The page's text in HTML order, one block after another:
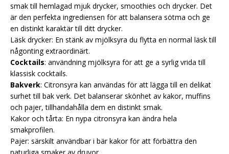
smak till hemlagad mjuk drycker, smoothies och drycker. Det
är den perfekta ingrediensen för att balansera sötma och ge
en distinkt karaktär till ditt drycker.
Läsk drycker: En stänk av mjölksyra du flytta en normal läsk till
någonting extraordinärt.
Cocktails: användning mjölksyra för att ge a syrlig vrida till
klassisk cocktails.
Bakverk: Citronsyra kan användas för att lägga till en delikat
surhet till bak verk. Det balanserar skönhet av kakor, muffins
och pajer, tillhandahålla dem en distinkt smak.
Kakor och tårta: En nypa citronsyra kan ändra hela
smakprofilen.
Pajer: särskilt användbar i bär kakor för att förbättra den